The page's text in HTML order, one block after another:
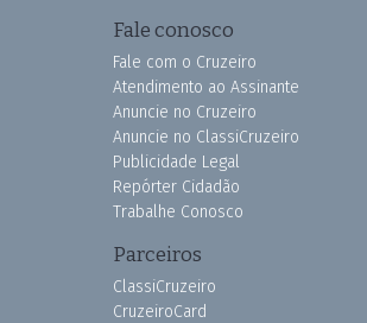
Fale conosco
Fale com o Cruzeiro
Atendimento ao Assinante
Anuncie no Cruzeiro
Anuncie no ClassiCruzeiro
Publicidade Legal
Repórter Cidadão
Trabalhe Conosco
Parceiros
ClassiCruzeiro
CruzeiroCard